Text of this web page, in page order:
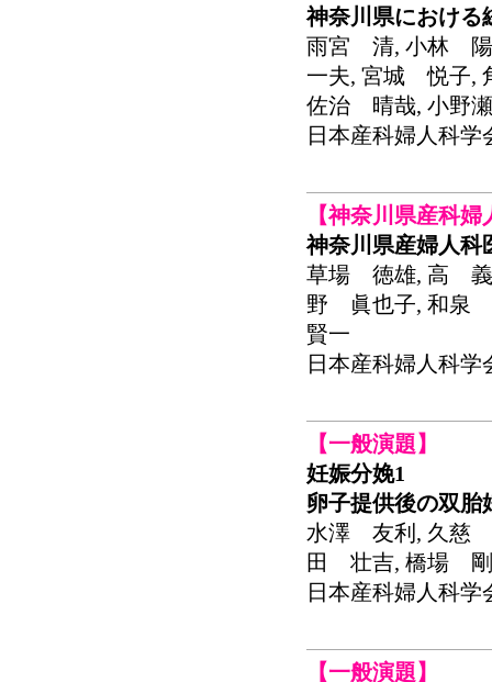
神奈川県における
雨宮 清, 小林
一夫, 宮城 悦子,
佐治 晴哉, 小野
日本産科婦人科学
【神奈川県産科
神奈川県産婦人科
草場 徳雄, 高
野 眞也子, 和
賢一
日本産科婦人科学
【一般演題】
妊娠分娩1
卵子提供後の双胎
水澤 友利, 久慈
田 壮吉, 橋場
日本産科婦人科学
【一般演題】